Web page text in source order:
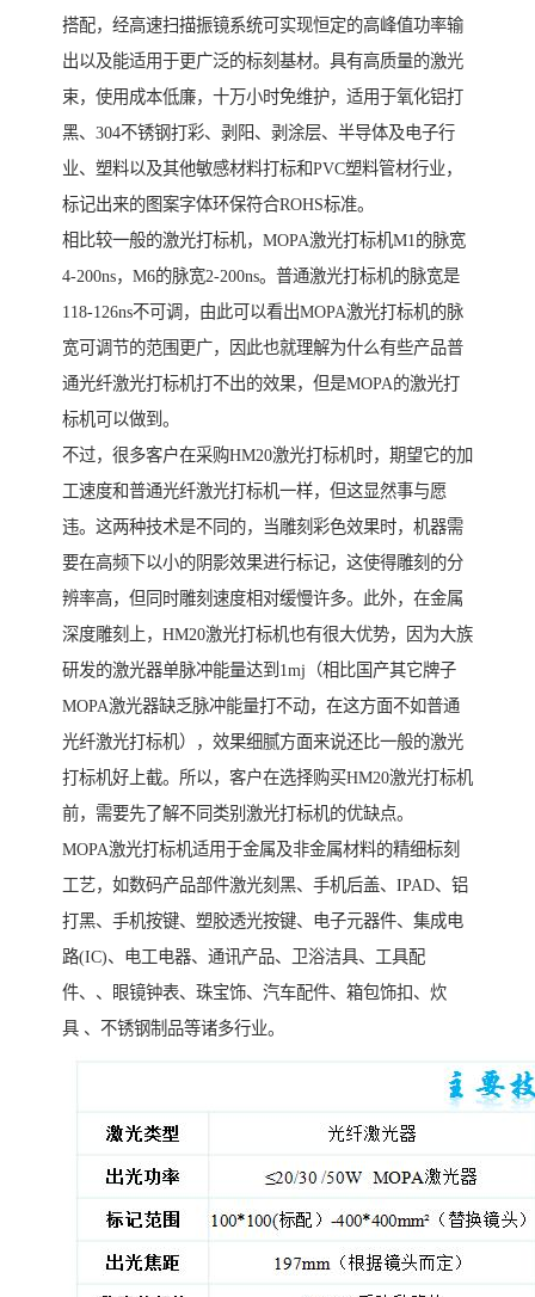
搭配，经高速扫描振镜系统可实现恒定的高峰值功率输
出以及能适用于更广泛的标刻基材。具有高质量的激光
束，使用成本低廉，十万小时免维护，适用于氧化铝打
黑、304不锈钢打彩、剥阳、剥涂层、半导体及电子行
业、塑料以及其他敏感材料打标和PVC塑料管材行业，
标记出来的图案字体环保符合ROHS标准。
相比较一般的激光打标机，MOPA激光打标机M1的脉宽
4-200ns，M6的脉宽2-200ns。普通激光打标机的脉宽是
118-126ns不可调，由此可以看出MOPA激光打标机的脉
宽可调节的范围更广，因此也就理解为什么有些产品普
通光纤激光打标机打不出的效果，但是MOPA的激光打
标机可以做到。
不过，很多客户在采购HM20激光打标机时，期望它的加
工速度和普通光纤激光打标机一样，但这显然事与愿
违。这两种技术是不同的，当雕刻彩色效果时，机器需
要在高频下以小的阴影效果进行标记，这使得雕刻的分
辨率高，但同时雕刻速度相对缓慢许多。此外，在金属
深度雕刻上，HM20激光打标机也有很大优势，因为大族
研发的激光器单脉冲能量达到1mj（相比国产其它牌子
MOPA激光器缺乏脉冲能量打不动，在这方面不如普通
光纤激光打标机），效果细腻方面来说还比一般的激光
打标机好上截。所以，客户在选择购买HM20激光打标机
前，需要先了解不同类别激光打标机的优缺点。
MOPA激光打标机适用于金属及非金属材料的精细标刻
工艺，如数码产品部件激光刻黑、手机后盖、IPAD、铝
打黑、手机按键、塑胶透光按键、电子元器件、集成电
路(IC)、电工电器、通讯产品、卫浴洁具、工具配
件、、眼镜钟表、珠宝饰、汽车配件、箱包饰扣、炊
具 、不锈钢制品等诸多行业。